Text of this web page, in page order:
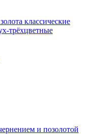
классические
трёхцветные
и позолотой